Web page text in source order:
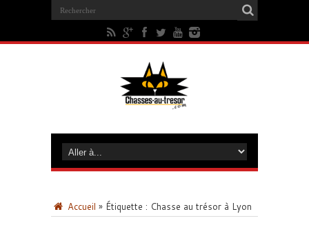
Accueil » Étiquette : Chasse au trésor à Lyon